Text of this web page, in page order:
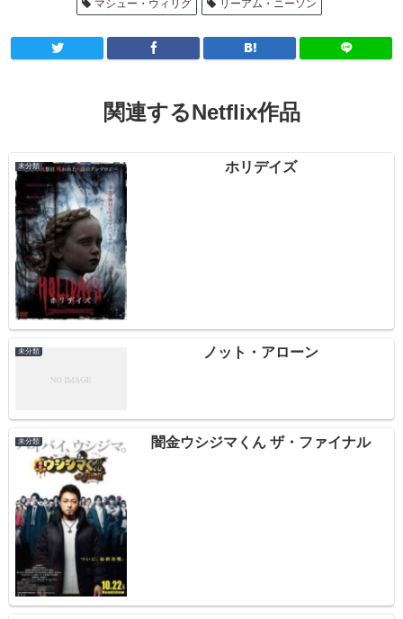
マシュー・ウィリグ リーアム・ニーソン
関連するNetflix作品
未分類 ホリデイズ
未分類 ノット・アローン
未分類 闇金ウシジマくん ザ・ファイナル